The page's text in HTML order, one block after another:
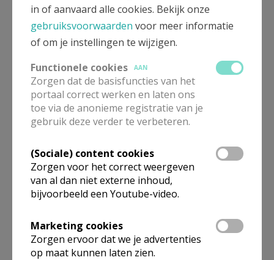
Hartelijke groeten,
teamleden diaconie 2018-2024
Leon Boeye -leon.boeye@hotmail.com
18 40 17 & Raf Geurts -raf.geurts@mailbox.org
- 0484 06 88 30
Jean-Marie-Houben -jean-
marie.houben@telenet.be- 0486 83 69 48
in of aanvaard alle cookies. Bekijk onze
gebruiksvoorwaarden voor meer informatie
of om je instellingen te wijzigen.
Functionele cookies
AAN
Zorgen dat de basisfuncties van het
portaal correct werken en laten ons
toe via de anonieme registratie van je
gebruik deze verder te verbeteren.
(Sociale) content cookies
Zorgen voor het correct weergeven
van al dan niet externe inhoud,
bijvoorbeeld een Youtube-video.
Marketing cookies
Zorgen ervoor dat we je advertenties
op maat kunnen laten zien.